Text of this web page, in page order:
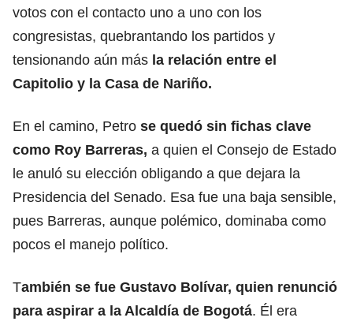
votos con el contacto uno a uno con los
congresistas, quebrantando los partidos y
tensionando aún más la relación entre el
Capitolio y la Casa de Nariño.
En el camino, Petro se quedó sin fichas clave
como Roy Barreras, a quien el Consejo de Estado
le anuló su elección obligando a que dejara la
Presidencia del Senado. Esa fue una baja sensible,
pues Barreras, aunque polémico, dominaba como
pocos el manejo político.
También se fue Gustavo Bolívar, quien renunció
para aspirar a la Alcaldía de Bogotá. Él era